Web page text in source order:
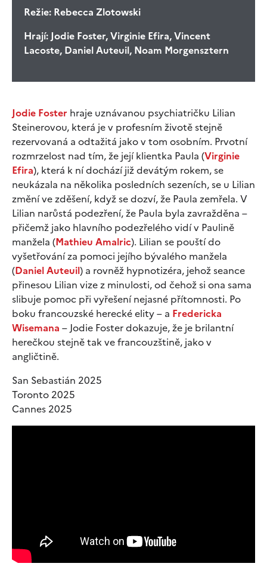
Režie: Rebecca Zlotowski
Hrají: Jodie Foster, Virginie Efira, Vincent
Lacoste, Daniel Auteuil, Noam Morgensztern
Jodie Foster hraje uznávanou psychiatričku Lilian
Steinerovou, která je v profesním životě stejně
rezervovaná a odtažitá jako v tom osobním. Prvotní
rozmrzelost nad tím, že její klientka Paula (Virginie
Efira), která k ní dochází již devátým rokem, se
neukázala na několika posledních sezeních, se u Lilian
změní ve zděšení, když se dozví, že Paula zemřela. V
Lilian narůstá podezření, že Paula byla zavražděna –
přičemž jako hlavního podezřelého vidí v Paulině
manžela (Mathieu Amalric). Lilian se pouští do
vyšetřování za pomoci jejího bývalého manžela
(Daniel Auteuil) a rovněž hypnotizéra, jehož seance
přinesou Lilian vize z minulosti, od čehož si ona sama
slibuje pomoc při vyřešení nejasné přítomnosti. Po
boku francouzské herecké elity – a Fredericka
Wisemana – Jodie Foster dokazuje, že je brilantní
herečkou stejně tak ve francouzštině, jako v
angličtině.
San Sebastián 2025
Toronto 2025
Cannes 2025